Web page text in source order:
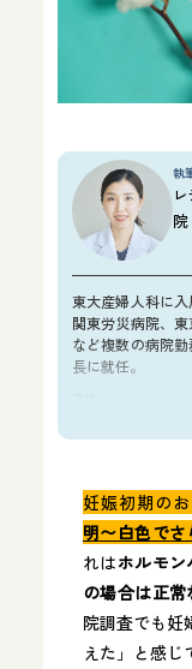
執
東大産婦人科に入
関東労災病院、
など複数の病院
長に就任。
所属学会
日本産科婦人
日本周産期新
日本女性医学会
人類遺伝学会
日本産科婦人
妊娠初期の
明〜白色でさ
れはホルモン
の場合は正
院調査でも妊
えた」と感じ